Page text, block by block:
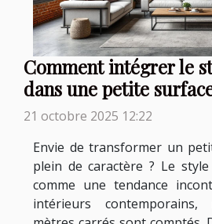
Comment intégrer le
dans une petite
21 octobre 2025 12:22
Envie de transformer un
plein de caractère ? Le style
comme une tendance
intérieurs